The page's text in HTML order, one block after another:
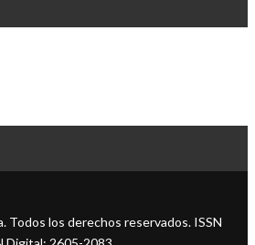
Todos los derechos reservados. ISSN